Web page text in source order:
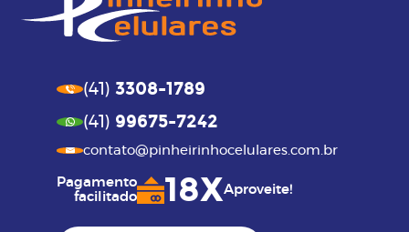
(41) 3308-1789
(41) 99675-7242
contato@pinheirinhocelulares.com.br
Pagamento
facilitado
18XAproveite!